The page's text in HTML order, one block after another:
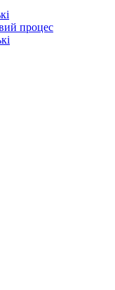
процес